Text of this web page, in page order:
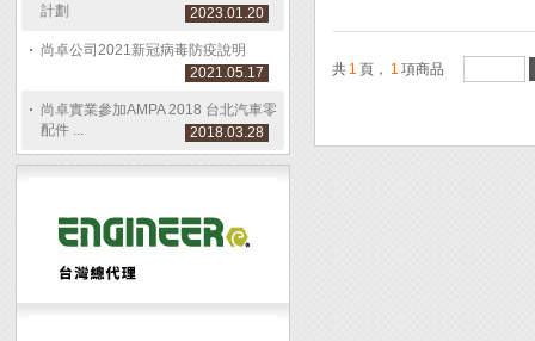
計劃
2023.01.20
尚卓公司2021新冠病毒防疫說明
2021.05.17
尚卓實業參加AMPA 2018 台北汽車零
配件 ...
2018.03.28
共 1 頁， 1 項商品